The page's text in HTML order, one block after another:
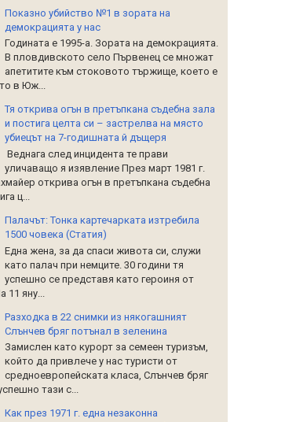
Показно убийство №1 в зората на
демокрацията у нас
Годината е 1995-а. Зората на демокрацията.
В пловдивското село Първенец се множат
апетитите към стоковото тържище, което е
в Юж...
Тя открива огън в претъпкана съдебна зала
и постига целта си – застрелва на място
убиецът на 7-годишната й дъщеря
Веднага след инцидента те прави
уличаващо я изявление През март 1981 г.
открива огън в претъпкана съдебна
ц...
Палачът: Тонка картечарката изтребила
1500 човека (Статия)
Една жена, за да спаси живота си, служи
като палач при немците. 30 години тя
успешно се представя като героиня от
11 яну...
Разходка в 22 снимки из някогашният
Слънчев бряг потънал в зеленина
Замислен като курорт за семеен туризъм,
който да привлече у нас туристи от
средноевропейската класа, Слънчев бряг
тази с...
Как през 1971 г. една незаконна